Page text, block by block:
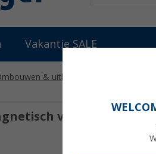
Vakantie SALE
& uitbouwen Houders,
vacuüm